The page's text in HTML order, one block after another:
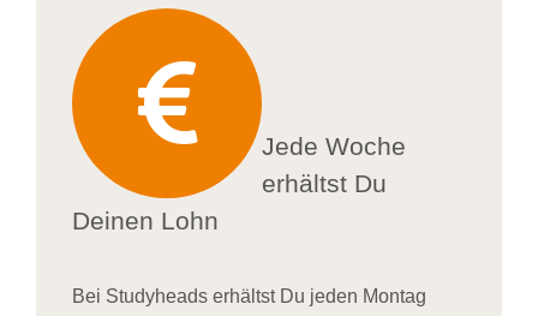
Jede Woche
erhältst Du
Deinen Lohn
Bei Studyheads erhältst Du jeden Montag